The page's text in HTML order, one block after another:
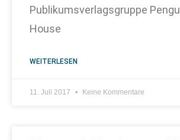
Publikumsverlagsgruppe
House
WEITERLESEN
11. Juli 2017 Keine Kommentare